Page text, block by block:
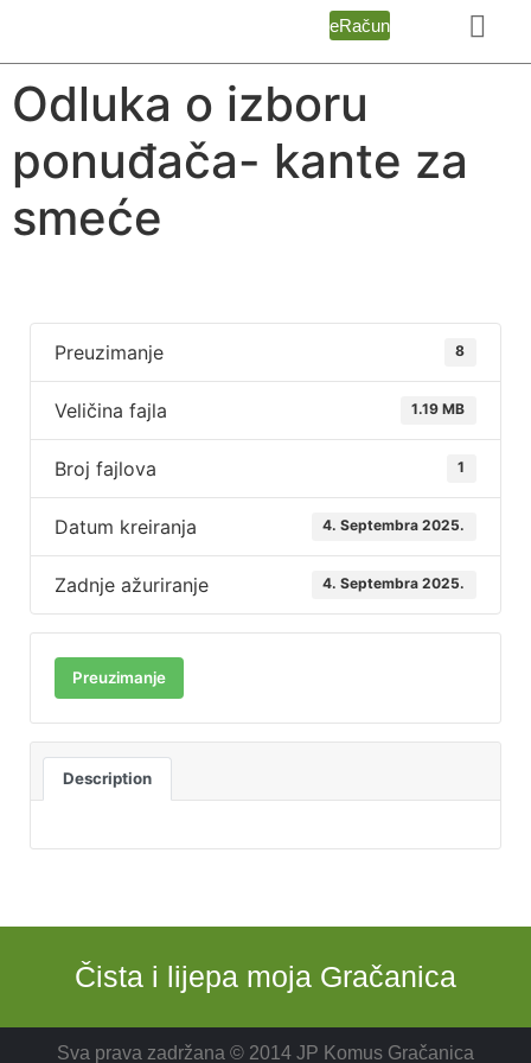
eRačun
Odluka o izboru
ponuđača- kante za
smeće
Preuzimanje 8
Veličina fajla 1.19 MB
Broj fajlova 1
Datum kreiranja 4. Septembra 2025.
Zadnje ažuriranje 4. Septembra 2025.
Preuzimanje
Description
Čista i lijepa moja Gračanica
Sva prava zadržana © 2014 JP Komus Gračanica